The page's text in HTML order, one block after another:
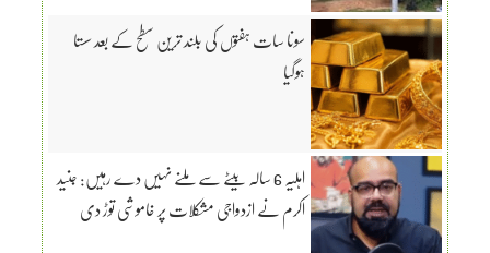
سونا سات ہفتوں کی بلند ترین سطح کے بعد سستا
ہوگیا
اہلیہ 6 سالہ بیٹے سے ملنے نہیں دے رہیں: جنید
اکرم نے ازدواجی مشکلات پر خاموشی توڑ دی